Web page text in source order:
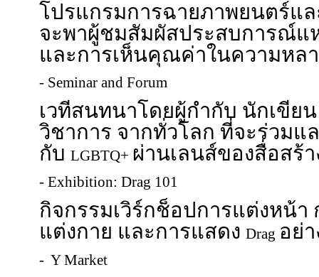
โปรแกรมการฉายภาพยนตร์แ
จะพาผู้ชมสัมผัสประสบการณ์แ
และการเห็นคุณค่าในความหล
- Seminar and Forum
เวทีสนทนาโดยผู้กำกับ นักเขีย
วิชาการ จากทั่วโลก ที่จะร่วมแ
กับ LGBTQ+ ผ่านเลนส์ของสื่อสร้
- Exhibition: Drag 101
กิจกรรมเวิร์กช็อปการแต่งหน้า
แต่งกาย และการแสดง Drag อย่
- Y Market